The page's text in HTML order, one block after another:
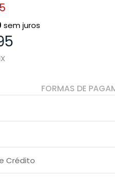
sem juros
FORMAS DE
Crédito